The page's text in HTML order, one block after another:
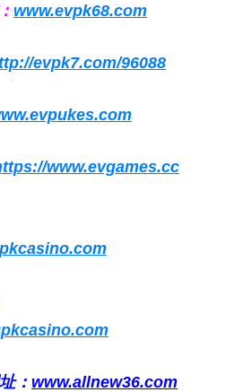
www.evpk68.com
evpk7.com/96088
www.evgames.cc
： www.allnew36.com